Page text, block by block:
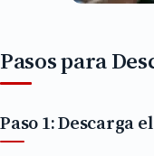
Pasos para
Paso 1: Descarga